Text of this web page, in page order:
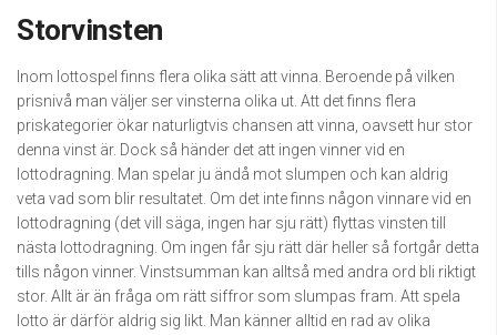
Storvinsten
Inom lottospel finns flera olika sätt att vinna. Beroende på vilken
prisnivå man väljer ser vinsterna olika ut. Att det finns flera
priskategorier ökar naturligtvis chansen att vinna, oavsett hur stor
denna vinst är. Dock så händer det att ingen vinner vid en
lottodragning. Man spelar ju ändå mot slumpen och kan aldrig
veta vad som blir resultatet. Om det inte finns någon vinnare vid en
lottodragning (det vill säga, ingen har sju rätt) flyttas vinsten till
nästa lottodragning. Om ingen får sju rätt där heller så fortgår detta
tills någon vinner. Vinstsumman kan alltså med andra ord bli riktigt
stor. Allt är än fråga om rätt siffror som slumpas fram. Att spela
lotto är därför aldrig sig likt. Man känner alltid en rad av olika